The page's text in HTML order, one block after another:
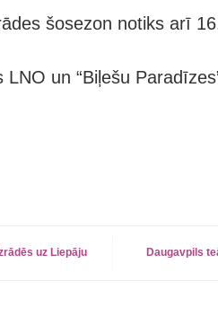
šosezon notiks arī
LNO un “Biļešu
uz Liepāju Daugavpils